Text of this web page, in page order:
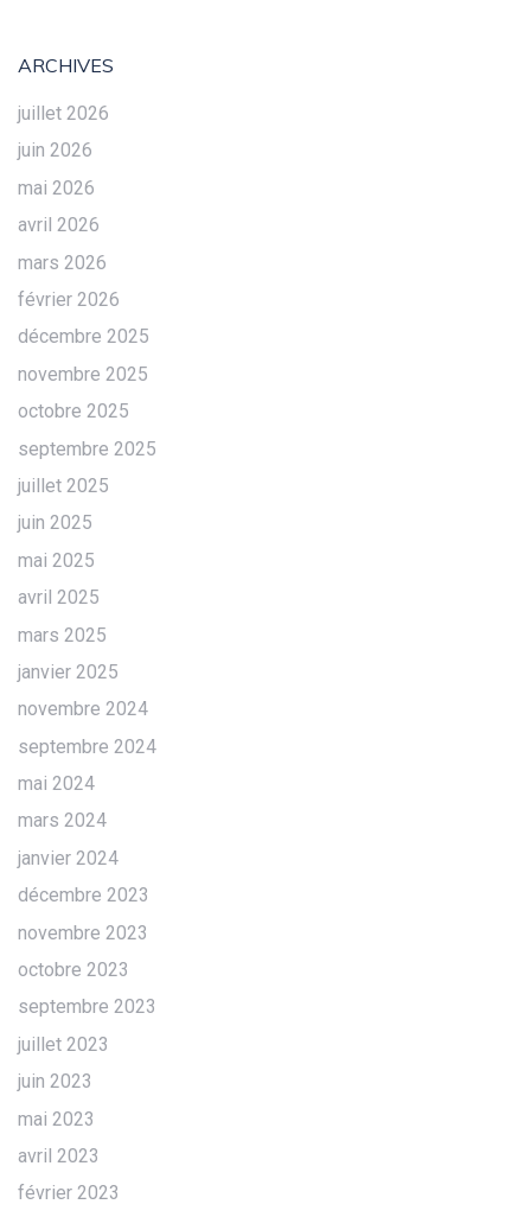
ARCHIVES
juillet 2026
juin 2026
mai 2026
avril 2026
mars 2026
février 2026
décembre 2025
novembre 2025
octobre 2025
septembre 2025
juillet 2025
juin 2025
mai 2025
avril 2025
mars 2025
janvier 2025
novembre 2024
septembre 2024
mai 2024
mars 2024
janvier 2024
décembre 2023
novembre 2023
octobre 2023
septembre 2023
juillet 2023
juin 2023
mai 2023
avril 2023
février 2023